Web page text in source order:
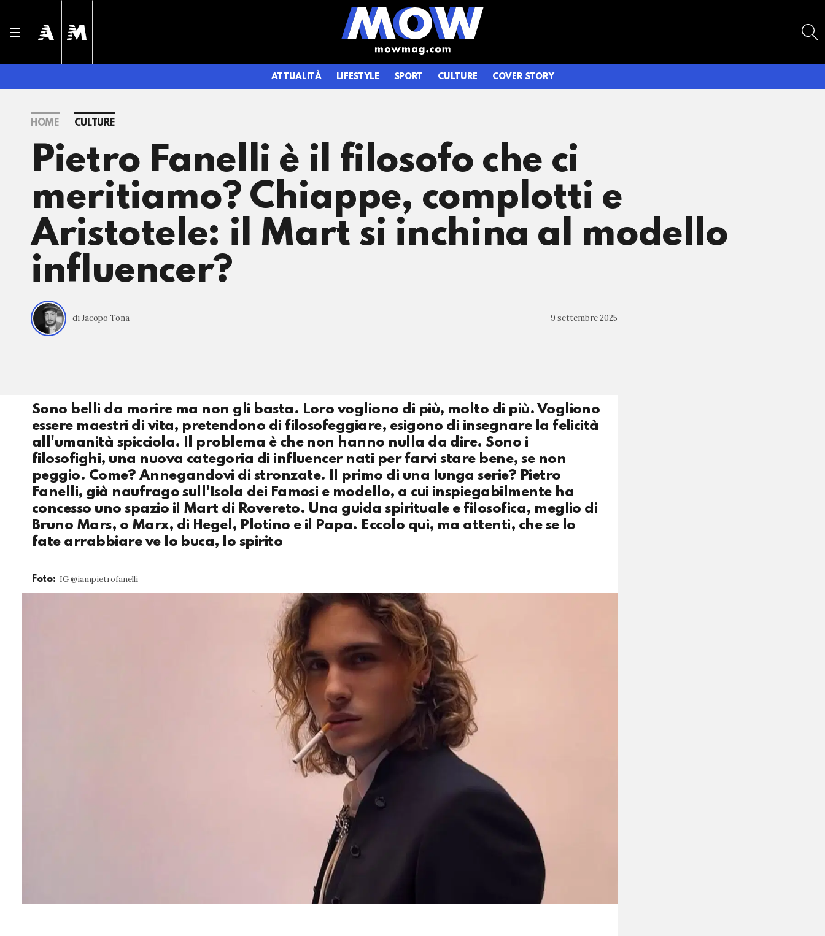
ATTUALITÀ LIFESTYLE SPORT CULTURE COVER STORY
HOME CULTURE
Pietro Fanelli è il filosofo che ci
meritiamo? Chiappe, complotti e
Aristotele: il Mart si inchina al modello
influencer?
di Jacopo Tona 9 settembre 2025
Sono belli da morire ma non gli basta. Loro vogliono di più, molto di più. Vogliono
essere maestri di vita, pretendono di filosofeggiare, esigono di insegnare la felicità
all'umanità spicciola. Il problema è che non hanno nulla da dire. Sono i
filosofighi, una nuova categoria di influencer nati per farvi stare bene, se non
peggio. Come? Annegandovi di stronzate. Il primo di una lunga serie? Pietro
Fanelli, già naufrago sull'Isola dei Famosi e modello, a cui inspiegabilmente ha
concesso uno spazio il Mart di Rovereto. Una guida spirituale e filosofica, meglio di
Bruno Mars, o Marx, di Hegel, Plotino e il Papa. Eccolo qui, ma attenti, che se lo
fate arrabbiare ve lo buca, lo spirito
Foto: IG @iampietrofanelli